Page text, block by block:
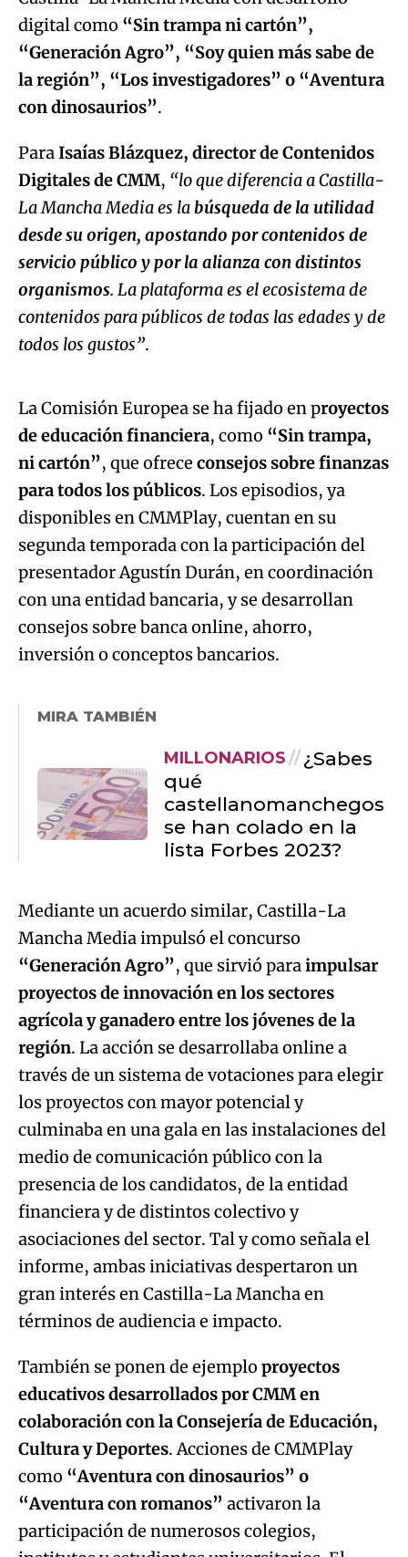
con dinosaurios”
ParaIsaías Blázquez, director de Contenidos
Digitales de CMM,“lo que diferencia a Castilla-
La Mancha Media es la
desde su origen, apostando por contenidos de
servicio público y por la alianza con distintos
organismos. La plataforma es el ecosistema de
contenidos para públicos de todas las edades y de
todos los gustos” .
Algo salió mal.
An error occurred, please try again later.
La Comisión Europea se ha fijado en proyectos
de educación financiera
para todos los públicos . Los episodios, ya
disponibles en CMMPlay, cuentan en su
segunda temporada con la participación del
presentador Agustín Durán, en coordinación
con una entidad bancaria, y se desarrollan
consejos sobre banca online, ahorro,
inversión o conceptos bancarios.
MIRA TAMBIÉN
MILLONARIOS
lista Forbes 2023?
Mediante un acuerdo similar, Castilla-La
Mancha Media impulsó el concurso
proyectos de innovación en los sectores
agrícola y ganadero entre los jóvenes de la
región . La acción se desarrollaba online a
través de un sistema de votaciones para elegir
los proyectos con mayor potencial y
culminaba en una gala en las instalaciones del
medio de comunicación público con la
presencia de los candidatos, de la entidad
financiera y de distintos colectivo y
asociaciones del sector. Tal y como señala el
informe, ambas iniciativas despertaron un
gran interés en Castilla-La Mancha en
términos de audiencia e impacto.
También se ponen de ejemploproyectos
educativos desarrollados por CMM en
colaboración con la Consejería de Educación,
Cultura y Deportes . Acciones de CMMPlay
como“Aventura con dinosaurios” o
“Aventura con romanos”activaron la
participación de numerosos colegios,
institutos y estudiantes universitarios. El
concurso premiaba los cortometrajes mejor
elaborados en tres categorías, siempre bajo la
premisa de cada edición. Dicho proyecto